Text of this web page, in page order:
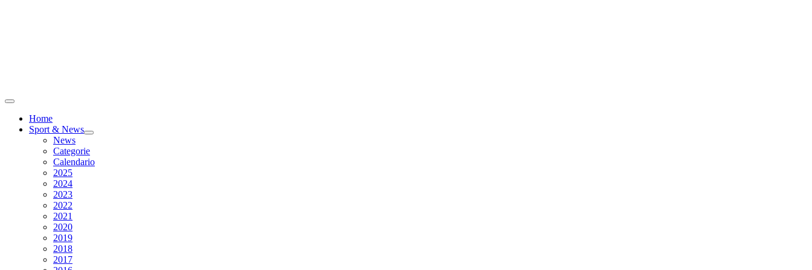
Home
Sport & News
News
Categorie
Calendario
2025
2024
2023
2022
2021
2020
2019
2018
2017